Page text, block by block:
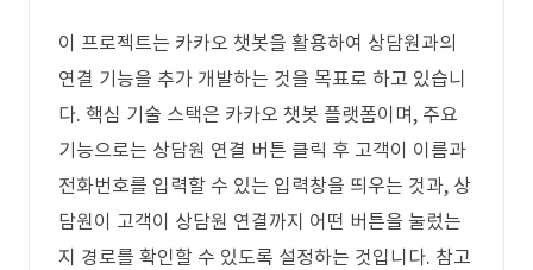
이 프로젝트는 카카오 챗봇을 활용하여 상담원과의
연결 기능을 추가 개발하는 것을 목표로 하고 있습니
다. 핵심 기술 스택은 카카오 챗봇 플랫폼이며, 주요
기능으로는 상담원 연결 버튼 클릭 후 고객이 이름과
전화번호를 입력할 수 있는 입력창을 띄우는 것과, 상
담원이 고객이 상담원 연결까지 어떤 버튼을 눌렀는
지 경로를 확인할 수 있도록 설정하는 것입니다. 참고